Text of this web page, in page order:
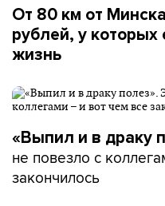
От 80 км от
рублей, у
жизнь
«Выпил и в драку
не повезло с
закончилось